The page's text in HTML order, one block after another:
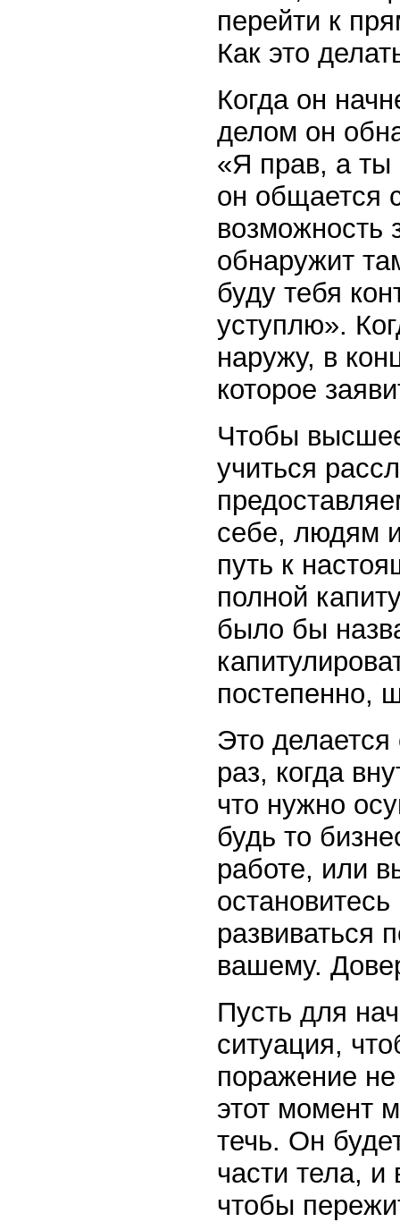
перейти к
Как это
Когда он
делом он
«Я прав, а
он общается
возможность
обнаружит
буду тебя
уступлю».
наружу, в
которое
Чтобы
учиться
себе, людям
путь к
полной
было бы
постепенно,
Это
раз, когда
что нужно
будь то
работе, или
развиваться
вашему.
Пусть для
ситуация,
поражение
этот момент
течь. Он
части тела,
чтобы